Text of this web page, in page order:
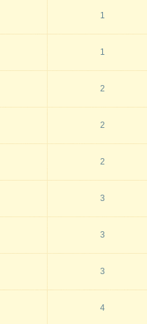
1
1
2
2
2
3
3
3
4